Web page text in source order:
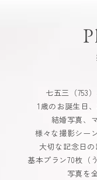
七五三（753
1歳のお誕生日
結婚写真、
様々な撮影シー
大切な記念日の
基本プラン70枚（
写真を